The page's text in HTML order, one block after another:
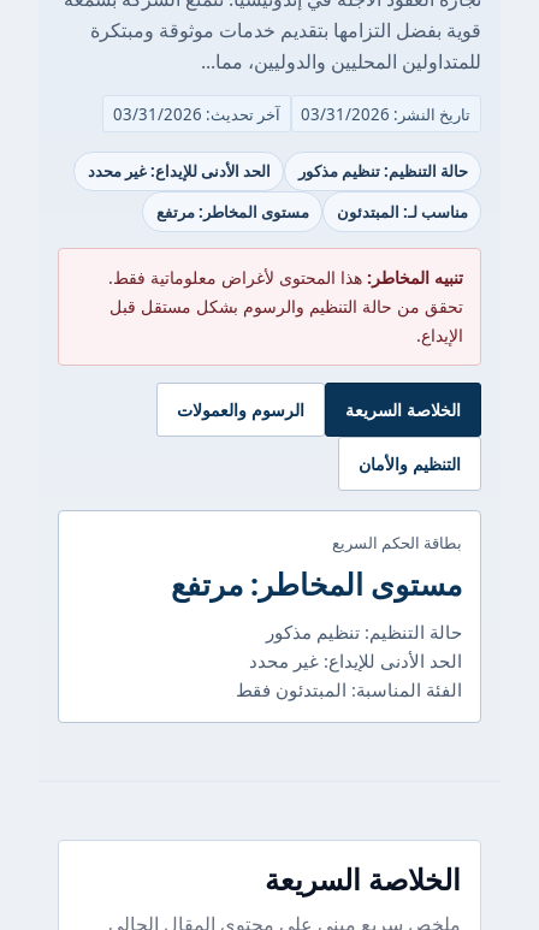
قوية بفضل التزامها بتقديم خدمات موثوقة ومبتكرة
للمتداولين المحليين والدوليين، مما...
تاريخ النشر: 03/31/2026 آخر تحديث: 03/31/2026
حالة التنظيم: تنظيم مذكور
الحد الأدنى للإيداع: غير محدد
مناسب لـ: المبتدئون
مستوى المخاطر: مرتفع
تنبيه المخاطر: هذا المحتوى لأغراض معلوماتية فقط.
تحقق من حالة التنظيم والرسوم بشكل مستقل قبل
الإيداع.
الخلاصة السريعة الرسوم والعمولات
التنظيم والأمان
بطاقة الحكم السريع
مستوى المخاطر: مرتفع
حالة التنظيم: تنظيم مذكور
الحد الأدنى للإيداع: غير محدد
الفئة المناسبة: المبتدئون فقط
الخلاصة السريعة
ملخص سريع مبني على محتوى المقال الحالي